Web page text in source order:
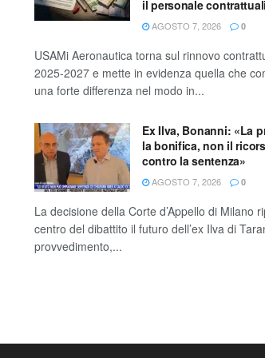
il personale
AGOSTO 7, 2026 0
USAMi Aeronautica torna sul rinnovo
2025-2027 e mette in evidenza quella che
una forte differenza nel modo in...
Ex Ilva, Bonanni: «La
la bonifica, non il
contro la sentenza»
AGOSTO 7, 2026 0
La decisione della Corte d’Appello di Milano
centro del dibattito il futuro dell’ex Ilva di
provvedimento,...